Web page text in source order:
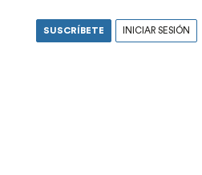
SUSCRÍBETE INICIAR SESIÓN